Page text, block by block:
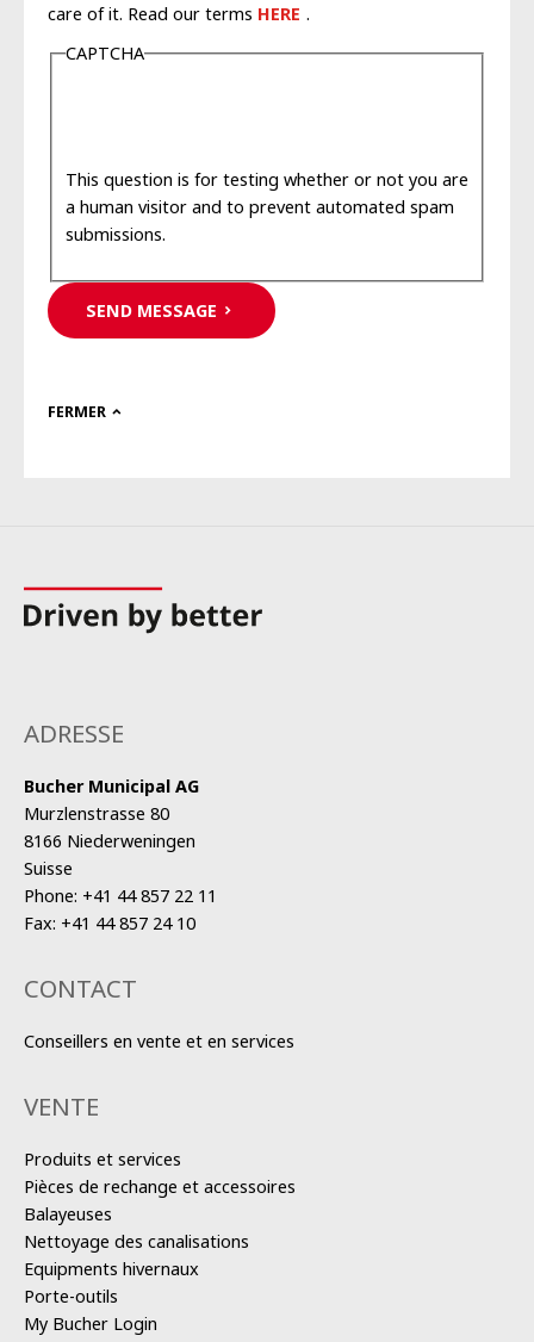
care of it. Read our terms HERE .
CAPTCHA
This question is for testing whether or not you are
a human visitor and to prevent automated spam
submissions.
SEND MESSAGE
FERMER
ADRESSE
Bucher Municipal AG
Murzlenstrasse 80
8166 Niederweningen
Suisse
Phone: +41 44 857 22 11
Fax: +41 44 857 24 10
CONTACT
Conseillers en vente et en services
VENTE
Produits et services
Pièces de rechange et accessoires
Balayeuses
Nettoyage des canalisations
Equipments hivernaux
Porte-outils
My Bucher Login